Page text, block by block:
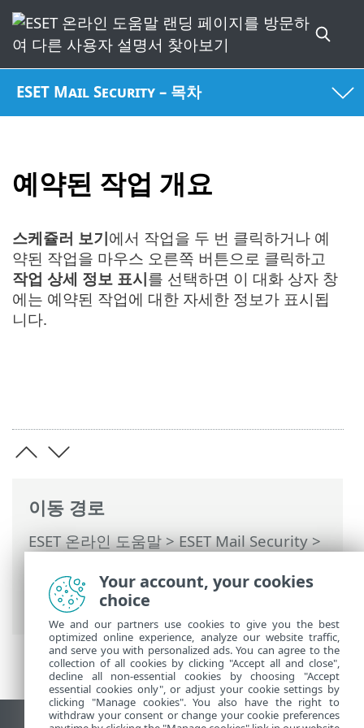
ESET Mail Security – 목차
예약된 작업 개요
이동 경로
ESET 온라인 도움말>ESET Mail Security>
케줄러> 스케줄러 - 작업 추가> 예약된 작
업 개요
스케쥴러 보기에서 작업을 두 번 클릭하거나 예
약된 작업을 마우스 오른쪽 버튼으로 클릭하고
작업 상세 정보 표시를 선택하면 이 대화 상자 창
에는 예약된 작업에 대한 자세한 정보가 표시됩
니다.
Your account, your cookies
choice
We and our partners use cookies to give you the best
optimized online experience, analyze our website traffic,
and serve you with personalized ads. You can agree to the
collection of all cookies by clicking "Accept all and close",
decline all non-essential cookies by choosing "Accept
essential cookies only", or adjust your cookie settings by
clicking "Manage cookies". You also have the right to
withdraw your consent or change your cookie preferences